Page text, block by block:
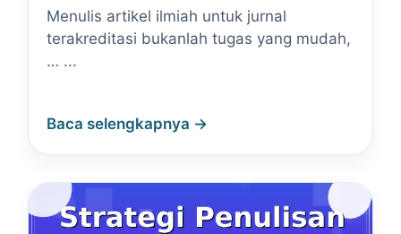
Menulis artikel ilmiah untuk jurnal
terakreditasi bukanlah tugas yang mudah,
… ...
Baca selengkapnya →